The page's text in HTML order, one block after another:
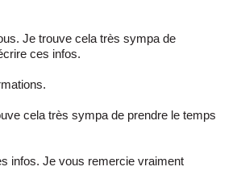
Je trouve cela très sympa de
ces infos.
cela très sympa de prendre le temps
infos. Je vous remercie vraiment